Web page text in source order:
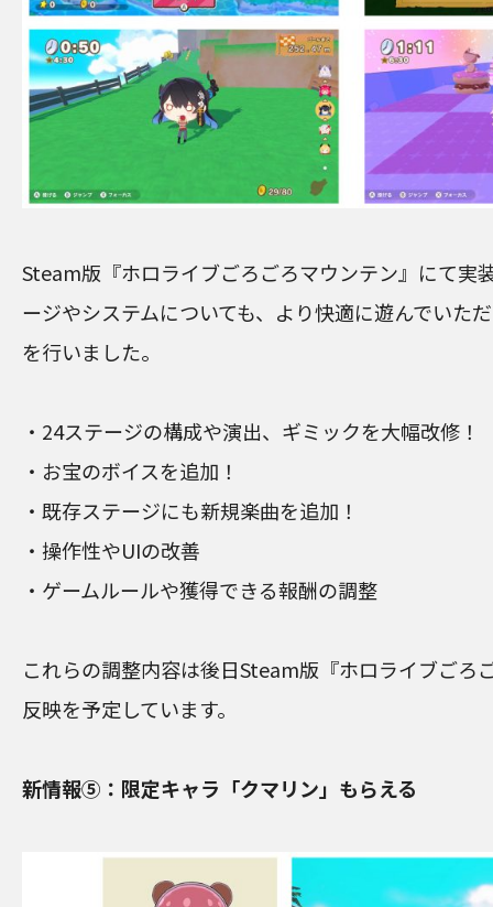
Steam版『ホロライブごろごろマウンテン』にて実
ージやシステムについても、より快適に遊んでいた
を行いました。
・24ステージの構成や演出、ギミックを大幅改修！
・お宝のボイスを追加！
・既存ステージにも新規楽曲を追加！
・操作性やUIの改善
・ゲームルールや獲得できる報酬の調整
これらの調整内容は後日Steam版『ホロライブごろ
反映を予定しています。
新情報⑤：限定キャラ「クマリン」もらえる